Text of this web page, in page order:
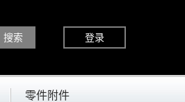
登录
零件附件